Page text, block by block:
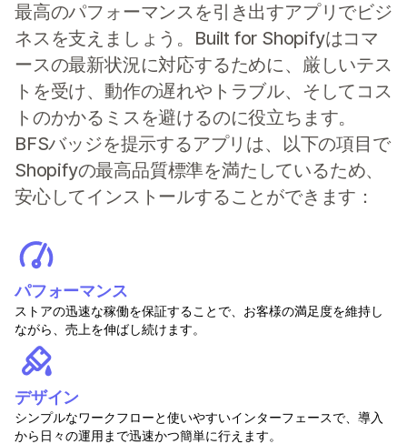
最高のパフォーマンスを引き出すアプリでビジ
ネスを支えましょう。Built for Shopifyはコマ
ースの最新状況に対応するために、厳しいテス
トを受け、動作の遅れやトラブル、そしてコス
トのかかるミスを避けるのに役立ちます。
BFSバッジを提示するアプリは、以下の項目で
Shopifyの最高品質標準を満たしているため、
安心してインストールすることができます：
パフォーマンス
ストアの迅速な稼働を保証することで、お客様の満足度を維持し
ながら、売上を伸ばし続けます。
デザイン
シンプルなワークフローと使いやすいインターフェースで、導入
から日々の運用まで迅速かつ簡単に行えます。